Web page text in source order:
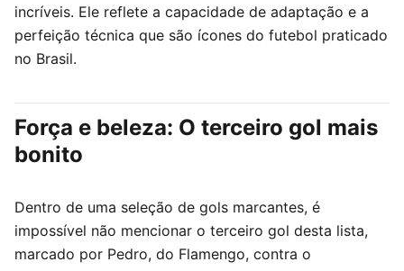
incríveis. Ele reflete a capacidade de adaptação e a
perfeição técnica que são ícones do futebol praticado
no Brasil.
Força e beleza: O terceiro gol mais
bonito
Dentro de uma seleção de gols marcantes, é
impossível não mencionar o terceiro gol desta lista,
marcado por Pedro, do Flamengo, contra o